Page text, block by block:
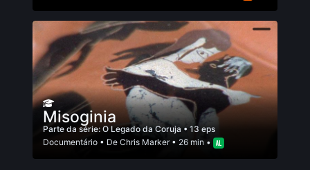
Misoginia
Parte da série: O Legado da Coruja• 13 eps
Documentário • De Chris Marker• 26 min •